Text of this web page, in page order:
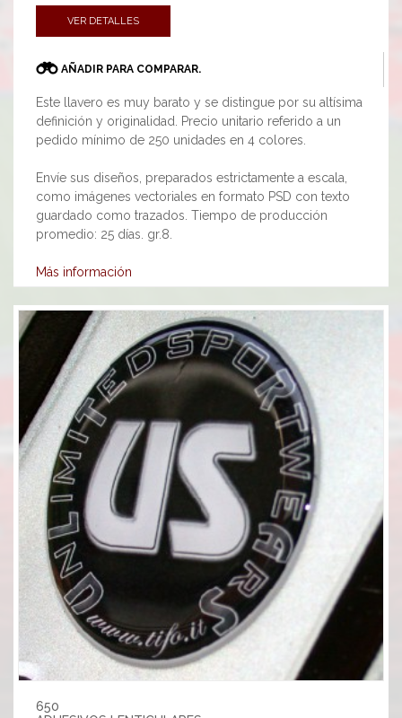
VER DETALLES
AÑADIR PARA COMPARAR.
Este llavero es muy barato y se distingue por su altísima
definición y originalidad. Precio unitario referido a un
pedido mínimo de 250 unidades en 4 colores.
Envíe sus diseños, preparados estrictamente a escala,
como imágenes vectoriales en formato PSD con texto
guardado como trazados. Tiempo de producción
promedio: 25 días. gr.8.
Más información
650